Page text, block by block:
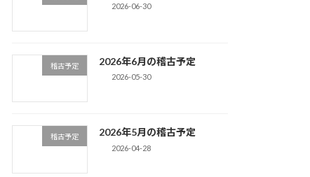
2026-06-30
稽古予定 2026年6月の稽古予定
2026-05-30
稽古予定 2026年5月の稽古予定
2026-04-28